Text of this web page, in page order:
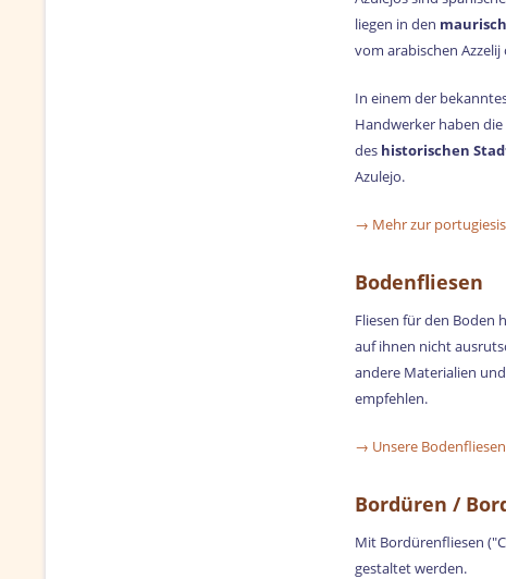
liegen in den
vom arabischen
In einem der
Handwerker haben
des historischen
Azulejo.
→ Mehr zur
Bodenfliesen
Fliesen für den Boden
auf ihnen nicht
andere Materialien
empfehlen.
→ Unsere
Bordüren /
Mit Bordürenfliesen
gestaltet werden.